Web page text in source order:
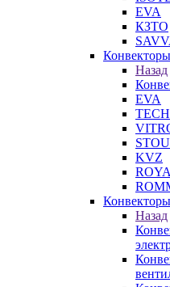
EVA
КЗТО
Назад
EVA
KVZ
Назад